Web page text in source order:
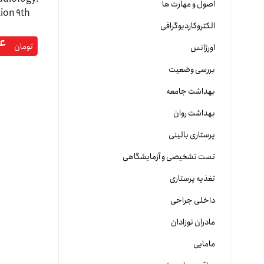
اصول و مهارت ها
الکتروکاردیوگرافی
اورژانس
بررسی وضعیت
بهداشت جامعه
بهداشت روان
پرستاری بالینی
تست تشخیصی و آزمایشگاهی
تغذیه پرستاری
داخلی جراحی
مادران نوزادان
مامایی
9th
تفسیر
تومان